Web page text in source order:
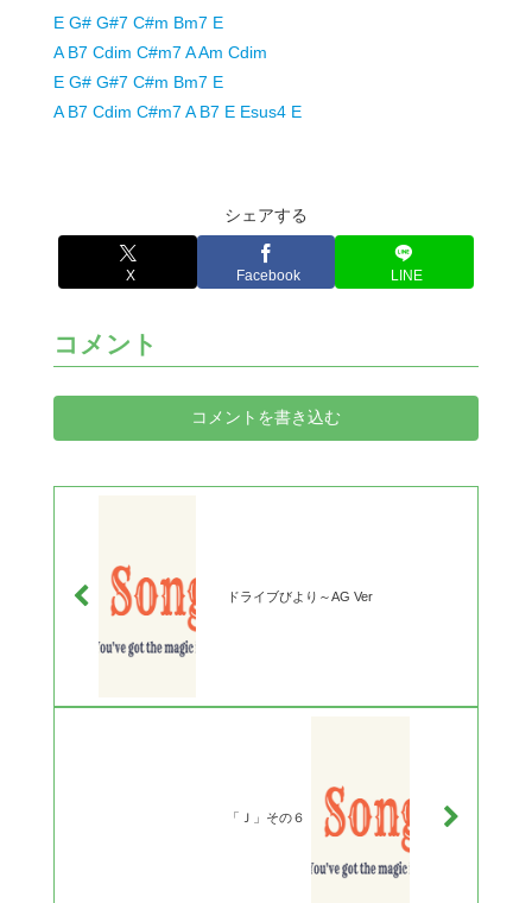
E G# G#7 C#m Bm7 E
A B7 Cdim C#m7 A Am Cdim
E G# G#7 C#m Bm7 E
A B7 Cdim C#m7 A B7 E Esus4 E
シェアする
X Facebook LINE
コメント
コメントを書き込む
ドライブびより～AG Ver
「Ｊ」その６